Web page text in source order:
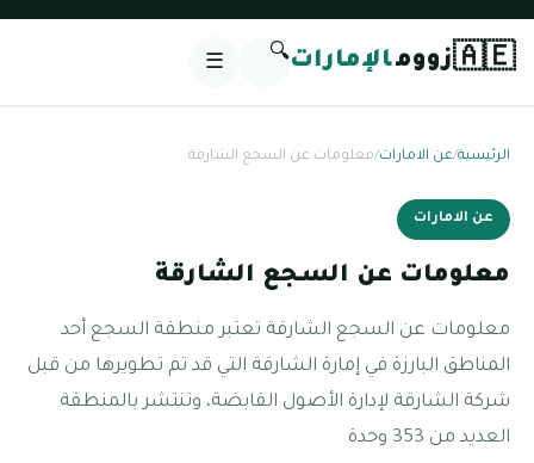
🇦🇪زوومالإمارات🔍
☰
الرئيسية/عن الامارات/معلومات عن السجع الشارقة
عن الامارات
معلومات عن السجع الشارقة
معلومات عن السجع الشارقة تعتبر منطقة السجع أحد
المناطق البارزة في إمارة الشارقة التي قد تم تطويرها من قبل
شركة الشارقة لإدارة الأصول القابضة، وتنتشر بالمنطقة
العديد من 353 وحدة